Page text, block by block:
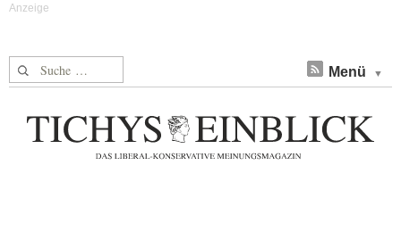
Suche nach: Menü